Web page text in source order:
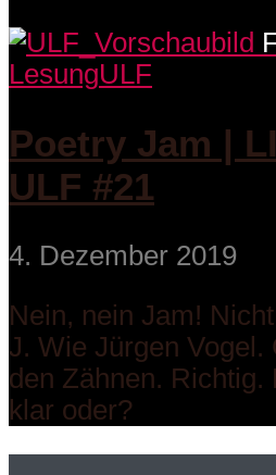
LesungULF
Poetry Jam |
ULF #21
4. Dezember 2019
Nein, nein Jam!
J. Wie Jürgen Vogel.
den Zähnen. Richtig.
klar oder?